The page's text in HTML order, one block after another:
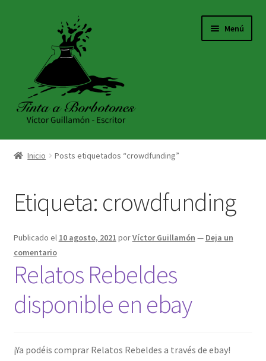
navegación
contenido
Menú
INICIO
TIENDA
BLOG
Inicio Posts etiquetados “crowdfunding”
Etiqueta: crowdfunding
Publicado el 10 agosto, 2021 porVíctor Guillamón — Deja un
comentario
Relatos Rebeldes
disponible en ebay
¡Ya podéis comprar Relatos Rebeldes a través de ebay!